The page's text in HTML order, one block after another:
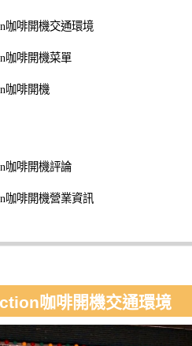
咖啡開機交通環境
咖啡開機菜單
咖啡開機
咖啡開機評論
咖啡開機營業資訊
咖啡開機交通環境